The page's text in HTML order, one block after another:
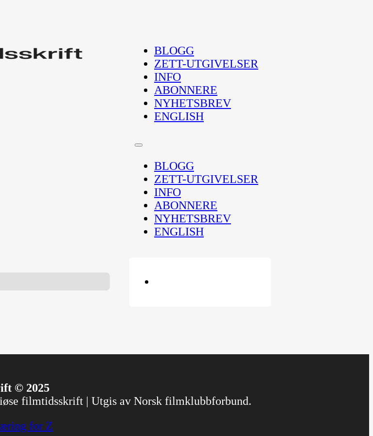
BLOGG
ZETT-UTGIVELSER
INFO
ABONNERE
NYHETSBREV
ENGLISH
BLOGG
ZETT-UTGIVELSER
INFO
ABONNERE
NYHETSBREV
ENGLISH
© 2025
filmtidsskrift | Utgis av Norsk filmklubbforbund.
for Z